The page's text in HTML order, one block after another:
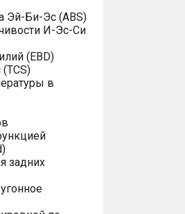
Эй-Би-Эс (ABS)
И-Эс-Си
(EBD)
в
задних